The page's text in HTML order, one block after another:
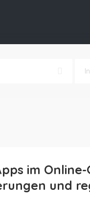
im Online-
und